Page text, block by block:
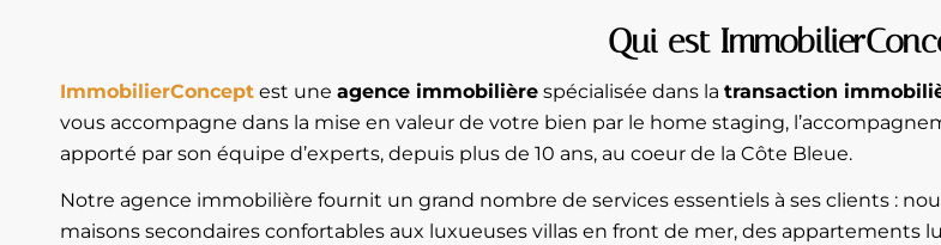
Qui est
ImmobilierConcept est une agence immobilière spécialisée dans la transaction
vous accompagne dans la mise en valeur de votre bien par le home staging,
apporté par son équipe d’experts, depuis plus de 10 ans, au coeur de la Côte Bleue.
Notre agence immobilière fournit un grand nombre de services essentiels à ses clients :
maisons secondaires confortables aux luxueuses villas en front de mer, des